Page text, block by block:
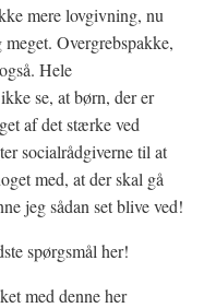
mere lovgivning, nu
Overgrebspakke,
Hele
se, at børn, der er
af det stærke ved
socialrådgiverne til at
med, at der skal gå
jeg sådan set blive ved!
spørgsmål her!
med denne her